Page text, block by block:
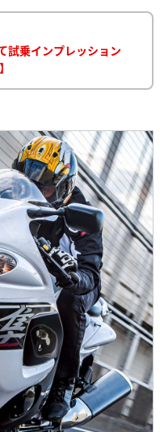
試乗インプレッション